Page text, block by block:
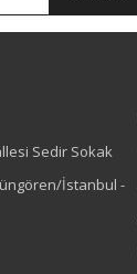
Sedir Sokak
İstanbul -